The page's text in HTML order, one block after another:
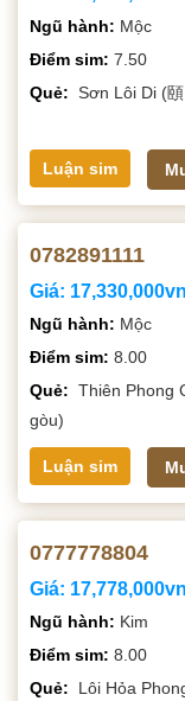
Ngũ hành: Mộc
Điểm sim: 7.50
Quẻ: Sơn Lôi Di (
Luận sim
0782891111
Giá:
Ngũ hành: Mộc
Điểm sim: 8.00
Quẻ: Thiên Phong
gòu)
Luận sim
0777778804
Giá:
Ngũ hành: Kim
Điểm sim: 8.00
Quẻ:
Lôi Hỏa